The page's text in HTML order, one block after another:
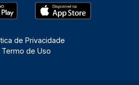
de Privacidade
Termo de Uso